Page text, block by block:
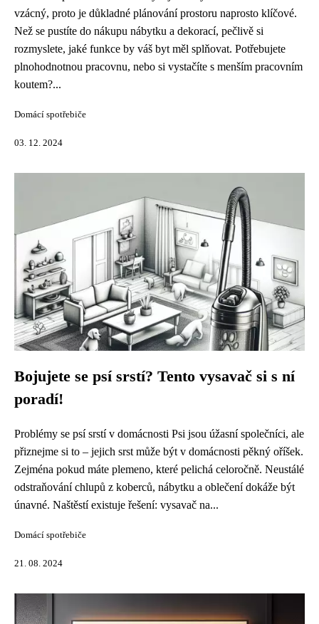
vzácný, proto je důkladné plánování prostoru naprosto klíčové.
Než se pustíte do nákupu nábytku a dekorací, pečlivě si
rozmyslete, jaké funkce by váš byt měl splňovat. Potřebujete
plnohodnotnou pracovnu, nebo si vystačíte s menším pracovním
koutem?...
Domácí spotřebiče
03. 12. 2024
Bojujete se psí srstí? Tento vysavač si s ní
poradí!
Problémy se psí srstí v domácnosti Psi jsou úžasní společníci, ale
přiznejme si to – jejich srst může být v domácnosti pěkný oříšek.
Zejména pokud máte plemeno, které pelichá celoročně. Neustálé
odstraňování chlupů z koberců, nábytku a oblečení dokáže být
únavné. Naštěstí existuje řešení: vysavač na...
Domácí spotřebiče
21. 08. 2024